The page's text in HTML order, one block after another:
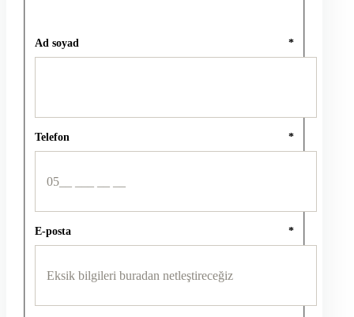
Ad soyad *
Telefon *
E-posta *